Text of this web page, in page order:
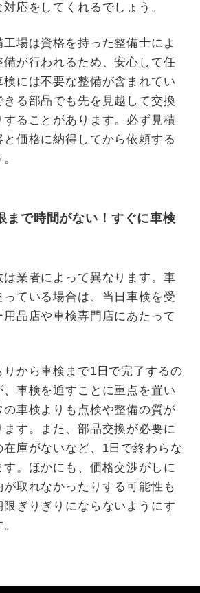
応をしてくれるでしょう。
場は資格を持った整備士によ
備が行われるため、安心して任
には不要な整備が含まれてい
る部品でも先を見越して交換
することがあります。必ず見積
と価格に納得してから依頼する
まで時間がない！すぐに車検
業者によって異なります。車
ている場合は、当日車検を受
品店や車検専門店にあたって
から車検まで1日で完了するの
車検を通すことに重点を置い
車検よりも点検や整備の質が
す。また、部品交換が必要に
庫がないなど、1日で終わらな
。ほかにも、価格交渉がしに
が取れなかったりする可能性も
ぎりぎりにならないようにす